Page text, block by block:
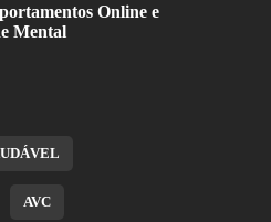
Online e
Mental
AVC